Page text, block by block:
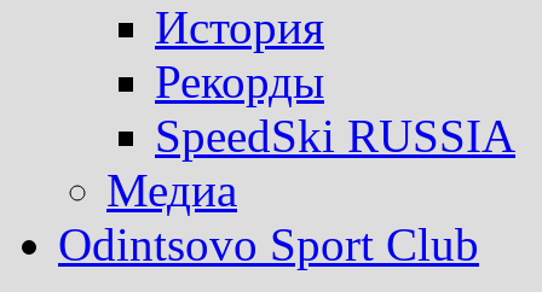
История
Рекорды
SpeedSki RUSSIA
Медиа
Odintsovo Sport Club